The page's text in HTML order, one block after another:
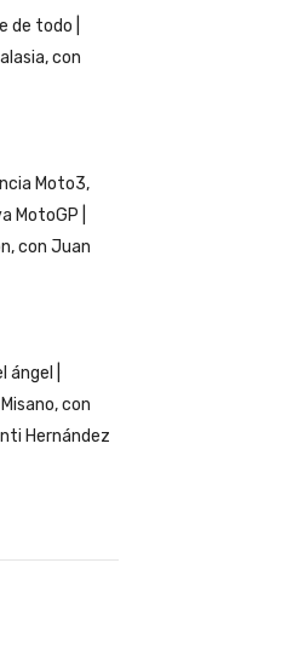
de todo |
con
Moto3,
MotoGP |
con Juan
|
con
Hernández